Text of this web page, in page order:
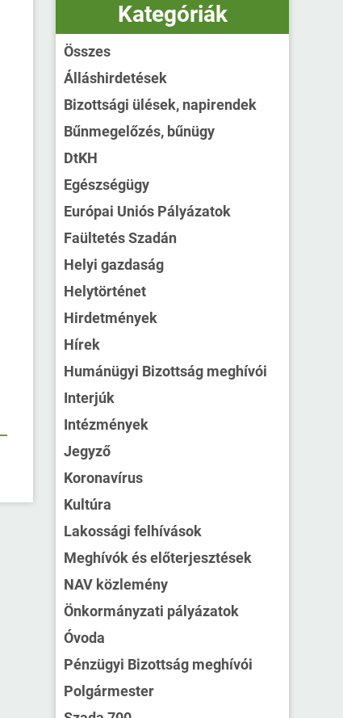
Kategóriák
Összes
Álláshirdetések
Bizottsági ülések, napirendek
Bűnmegelőzés, bűnügy
DtKH
Egészségügy
Európai Uniós Pályázatok
Faültetés Szadán
Helyi gazdaság
Helytörténet
Hirdetmények
Hírek
Humánügyi Bizottság meghívói
Interjúk
Intézmények
Jegyző
Koronavírus
Kultúra
Lakossági felhívások
Meghívók és előterjesztések
NAV közlemény
Önkormányzati pályázatok
Óvoda
Pénzügyi Bizottság meghívói
Polgármester